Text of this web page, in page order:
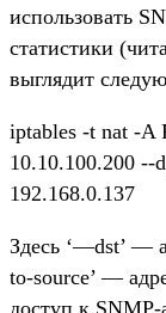
использовать
статистики
выглядит
iptables -t nat -A
10.10.100.200 --
192.168.0.137
Здесь ‘—dst’ —
to-source’ —